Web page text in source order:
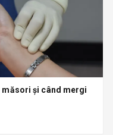
măsori și când mergi